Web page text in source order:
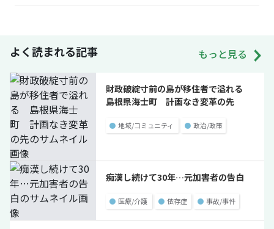
よく読まれる記事 もっと見る
財政破綻寸前の島が移住者で溢れる
島根県海士町 計画なき変革の先
● 地域/コミュニティ ● 政治/政策
痴漢し続けて30年…元加害者の告白
● 医療/介護 ● 依存症 ● 事故/事件